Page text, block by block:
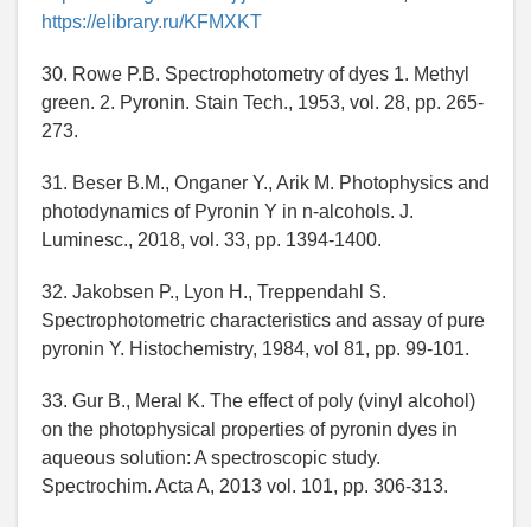
https://elibrary.ru/KFMXKT
30. Rowe P.B. Spectrophotometry of dyes 1. Methyl
green. 2. Pyronin. Stain Tech., 1953, vol. 28, pp. 265-
273.
31. Beser B.M., Onganer Y., Arik M. Photophysics and
photodynamics of Pyronin Y in n‐alcohols. J.
Luminesc., 2018, vol. 33, pp. 1394-1400.
32. Jakobsen P., Lyon H., Treppendahl S.
Spectrophotometric characteristics and assay of pure
pyronin Y. Histochemistry, 1984, vol 81, pp. 99-101.
33. Gur B., Meral K. The effect of poly (vinyl alcohol)
on the photophysical properties of pyronin dyes in
aqueous solution: A spectroscopic study.
Spectrochim. Acta A, 2013 vol. 101, pp. 306-313.